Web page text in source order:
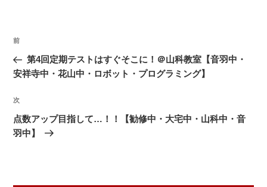
投
ナ
ゲ
ー
シ
前
の
投
前
第4回定期テストはすぐそこに！＠山科教室【音羽中・
安祥寺中・花山中・ロボット・プログラミング】
次
の
投
次
点数アップ目指して…！！【勧修中・大宅中・山科中・音
羽中】